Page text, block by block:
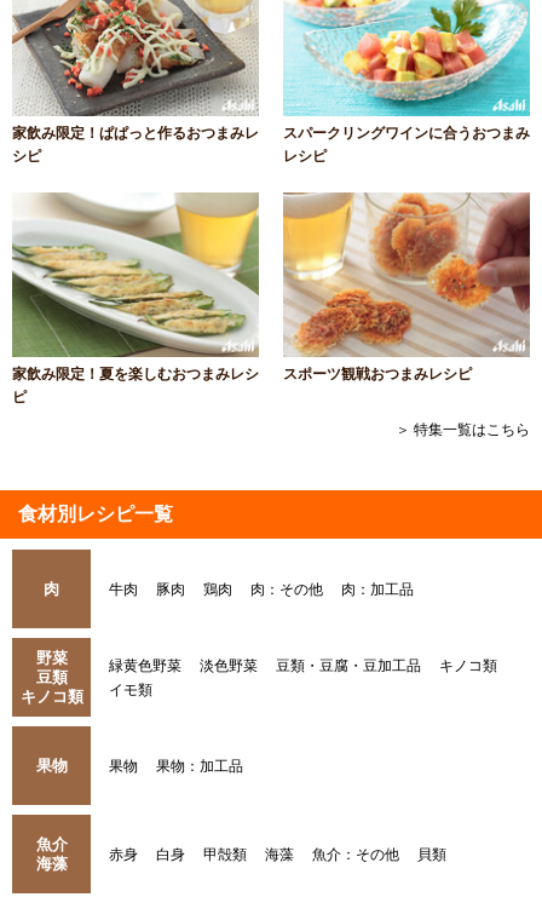
家飲み限定！ぱぱっと作るおつまみレ
シピ
スパークリングワインに合うおつまみ
レシピ
家飲み限定！夏を楽しむおつまみレシ
ピ
スポーツ観戦おつまみレシピ
＞ 特集一覧はこちら
食材別レシピ一覧
肉 牛肉 豚肉 鶏肉 肉：その他 肉：加工品
野菜
豆類
キノコ類
緑黄色野菜 淡色野菜 豆類・豆腐・豆加工品
キノコ類
イモ類
果物 果物 果物：加工品
魚介
海藻
赤身 白身 甲殻類 海藻 魚介：その他 貝類